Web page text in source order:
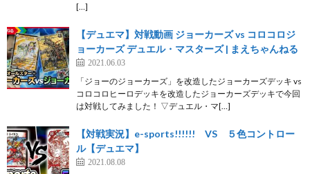
[…]
【デュエマ】対戦動画 ジョーカーズ vs コロコロジ
ョーカーズ デュエル・マスターズ | まえちゃんねる
2021.06.03
「ジョーのジョーカーズ」を改造したジョーカーズデッキ vs
コロコロヒーロデッキを改造したジョーカーズデッキで今回
は対戦してみました！ ▽デュエル・マ[…]
【対戦実況】e-sports!!!!!! VS ５色コントロー
ル【デュエマ】
2021.08.08